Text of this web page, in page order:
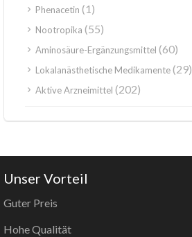
Phenacetin (1)
Nootropika (55)
Aminosäure-Ergänzungsmittel (60)
Lokalanästhetische Medikamente(29)
Aktive Arzneimittel (202)
Unser Vorteil
Guter Preis
Hohe Qualität